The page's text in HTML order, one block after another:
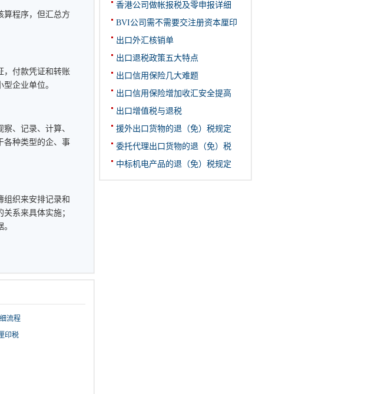
程序，但汇总方
付款凭证和转账
企业单位。
、记录、计算、
各种类型的企、事
织来安排记录和
系来具体实施；
流程
印税
香港公司做帐报税及零申报详细
BVI公司需不需要交注册资本厘印
出口外汇核销单
出口退税政策五大特点
出口信用保险几大难题
出口信用保险增加收汇安全提高
出口增值税与退税
援外出口货物的退（免）税规定
委托代理出口货物的退（免）税
中标机电产品的退（免）税规定